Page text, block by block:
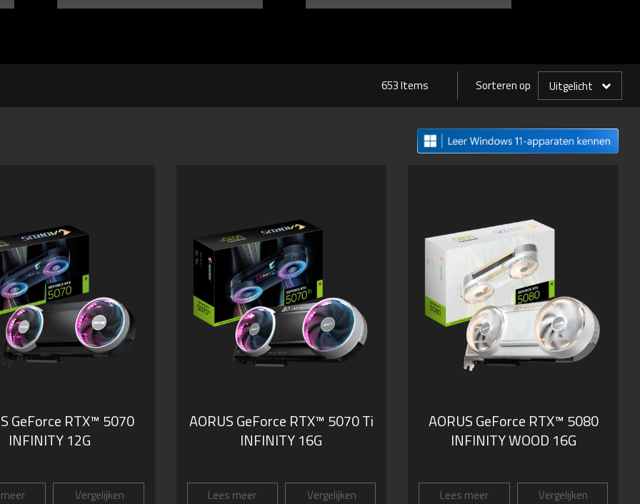
653 Items Sorteren op Uitgelicht
GeForce RTX™ 5070
INFINITY 12G
Vergelijken
AORUS GeForce RTX™ 5070 Ti
INFINITY 16G
Lees meer Vergelijken
AORUS GeForce RTX™ 5080
INFINITY WOOD 16G
Lees meer Vergelijken